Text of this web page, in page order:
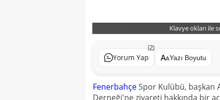
Klavye okları ile
Yorum Yap
(2)
Yazı Boyutu
FenerbahçeSpor Kulübü, başkan
Derneği'ne ziyareti hakkında bir